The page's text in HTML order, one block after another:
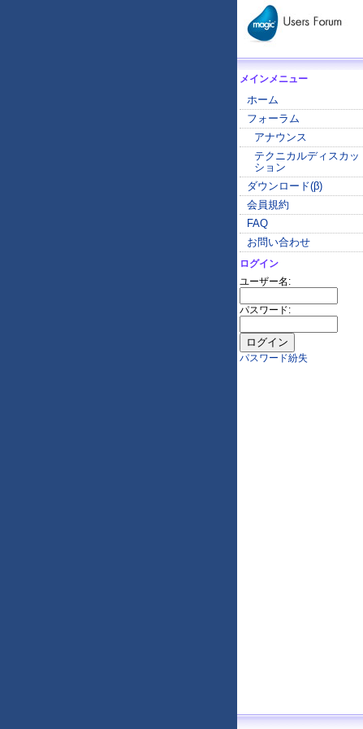
メインメニュー
ホーム
フォーラム
アナウンス
テクニカルディスカッ
ション
ダウンロード(β)
会員規約
FAQ
お問い合わせ
ログイン
ユーザー名:
パスワード:
パスワード紛失